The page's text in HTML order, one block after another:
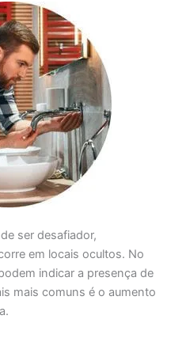
ser desafiador,
em locais ocultos. No
indicar a presença de
mais comuns é o aumento